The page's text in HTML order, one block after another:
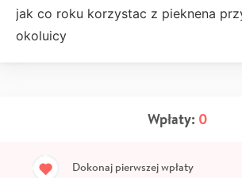
jak co roku korzystac z pieknena
okoluicy
Wpłaty: 0
Dokonaj pierwszej wpłaty